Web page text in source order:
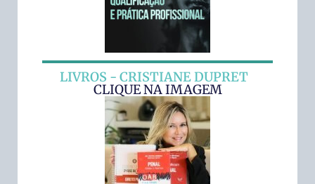
LIVROS - CRISTIANE DUPRET
CLIQUE NA IMAGEM